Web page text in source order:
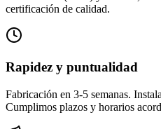
certificación de calidad.
Rapidez y puntualidad
Fabricación en 3-5 semanas.
Cumplimos plazos y horarios